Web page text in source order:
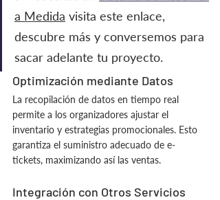
a Medida visita este enlace,
descubre más y conversemos para
sacar adelante tu proyecto.
Optimización mediante Datos
La recopilación de datos en tiempo real
permite a los organizadores ajustar el
inventario y estrategias promocionales. Esto
garantiza el suministro adecuado de e-
tickets, maximizando así las ventas.
Integración con Otros Servicios